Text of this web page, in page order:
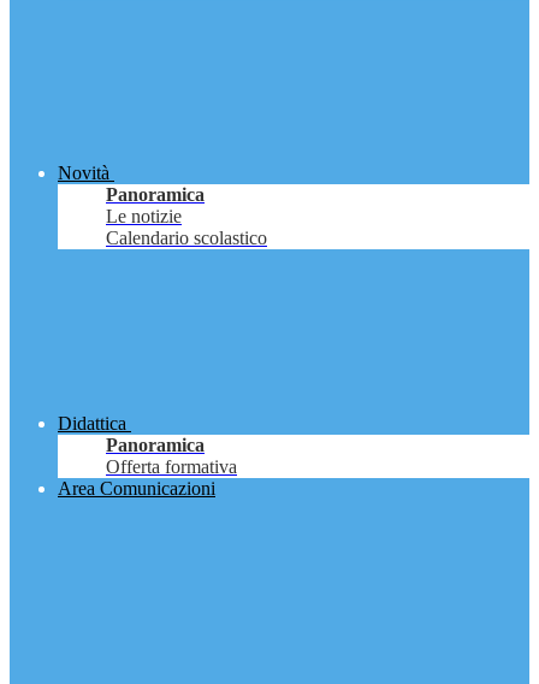
Novità
Panoramica
Le notizie
Calendario scolastico
Didattica
Panoramica
Offerta formativa
Area Comunicazioni